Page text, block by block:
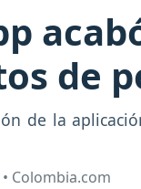
de
de la
Colombia.com